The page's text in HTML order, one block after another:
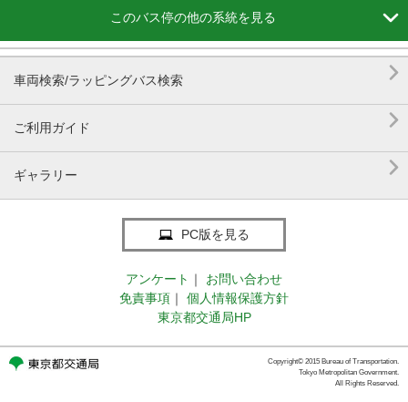
このバス停の他の系統を見る 
車両検索/ラッピングバス検索 
ご利用ガイド 
ギャラリー 
PC版を見る
アンケート ｜
お問い合わせ
免責事項 ｜
個人情報保護方針
東京都交通局HP
Copyright© 2015 Bureau of Transportation.
Tokyo Metropolitan Government.
All Rights Reserved.